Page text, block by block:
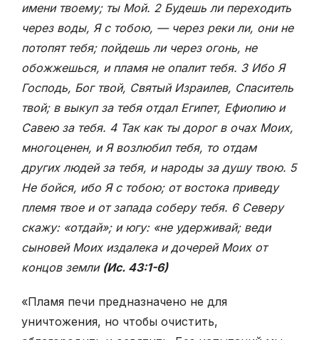
имени твоему; ты Мой. 2 Будешь ли переходить
через воды, Я с тобою, — через реки ли, они не
потопят тебя; пойдешь ли через огонь, не
обожжешься, и пламя не опалит тебя. 3 Ибо Я
Господь, Бог твой, Святый Израилев, Спаситель
твой; в выкуп за тебя отдал Египет, Ефиопию и
Савею за тебя. 4 Так как ты дорог в очах Моих,
многоценен, и Я возлюбил тебя, то отдам
других людей за тебя, и народы за душу твою. 5
Не бойся, ибо Я с тобою; от востока приведу
племя твое и от запада соберу тебя. 6 Северу
скажу: «отдай»; и югу: «не удерживай; веди
сыновей Моих издалека и дочерей Моих от
концов земли (Ис. 43:1-6)
«Пламя печи предназначено не для
уничтожения, но чтобы очистить,